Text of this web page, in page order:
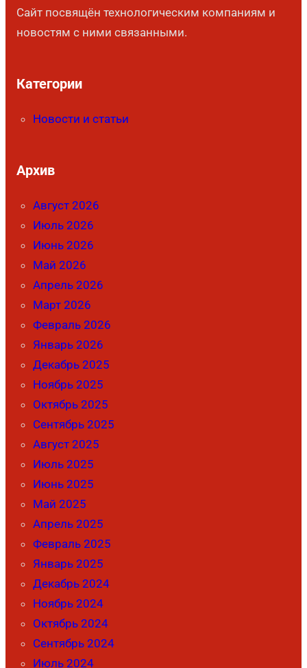
Сайт посвящён технологическим компаниям и
новостям с ними связанными.
Категории
Новости и статьи
Архив
Август 2026
Июль 2026
Июнь 2026
Май 2026
Апрель 2026
Март 2026
Февраль 2026
Январь 2026
Декабрь 2025
Ноябрь 2025
Октябрь 2025
Сентябрь 2025
Август 2025
Июль 2025
Июнь 2025
Май 2025
Апрель 2025
Февраль 2025
Январь 2025
Декабрь 2024
Ноябрь 2024
Октябрь 2024
Сентябрь 2024
Июль 2024